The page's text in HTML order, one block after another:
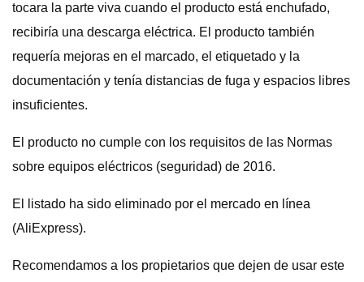
tocara la parte viva cuando el producto está enchufado,
recibiría una descarga eléctrica. El producto también
requería mejoras en el marcado, el etiquetado y la
documentación y tenía distancias de fuga y espacios libres
insuficientes.
El producto no cumple con los requisitos de las Normas
sobre equipos eléctricos (seguridad) de 2016.
El listado ha sido eliminado por el mercado en línea
(AliExpress).
Recomendamos a los propietarios que dejen de usar este